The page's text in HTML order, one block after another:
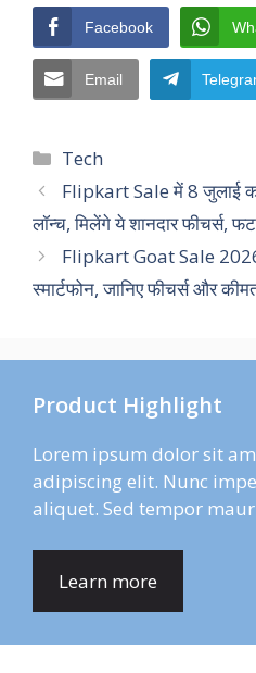
Facebook
Email
Categories
Tech
Flipkart Sale में 8 जुलाई
लॉन्च, मिलेंगे ये शानदार फीचर्स,
Flipkart Goat Sale
स्मार्टफोन, जानिए फीचर्स और
Product Highlight
Lorem ipsum dolor sit
adipiscing elit. Nunc
aliquet. Sed tempor
Learn more